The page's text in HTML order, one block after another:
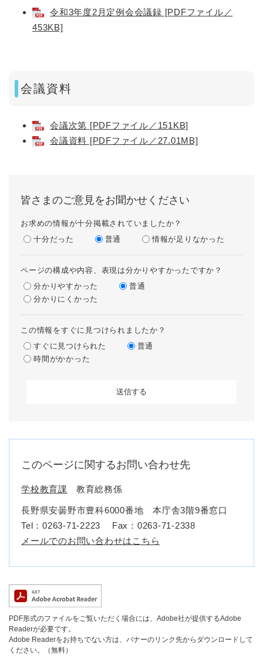
令和3年度2月定例会会議録 [PDFファイル／
453KB]
会議資料
会議次第 [PDFファイル／151KB]
会議資料 [PDFファイル／27.01MB]
皆さまのご意見をお聞かせください
お求めの情報が十分掲載されていましたか？
十分だった
普通 情報が足りなかった
ページの構成や内容、表現は分かりやすかったですか？
分かりやすかった
普通
分かりにくかった
この情報をすぐに見つけられましたか？
すぐに見つけられた
普通
時間がかかった
このページに関するお問い合わせ先
学校教育課 教育総務係
長野県安曇野市豊科6000番地 本庁舎3階9番窓口
Tel：0263-71-2223
Fax：0263-71-2338
メールでのお問い合わせはこちら
PDF形式のファイルをご覧いただく場合には、Adobe社が提供するAdobe
Readerが必要です。
Adobe Readerをお持ちでない方は、バナーのリンク先からダウンロードして
ください。（無料）